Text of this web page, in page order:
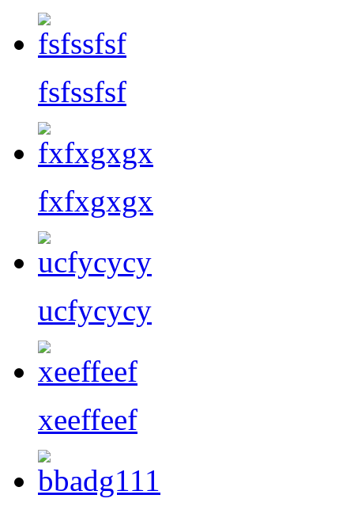
fsfssfsf
fxfxgxgx
ucfycycy
xeeffeef